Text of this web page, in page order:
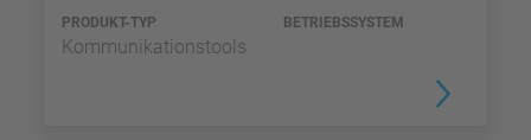
PRODUKT-TYP
Kommunikationstools
BETRIEBSSYSTEM